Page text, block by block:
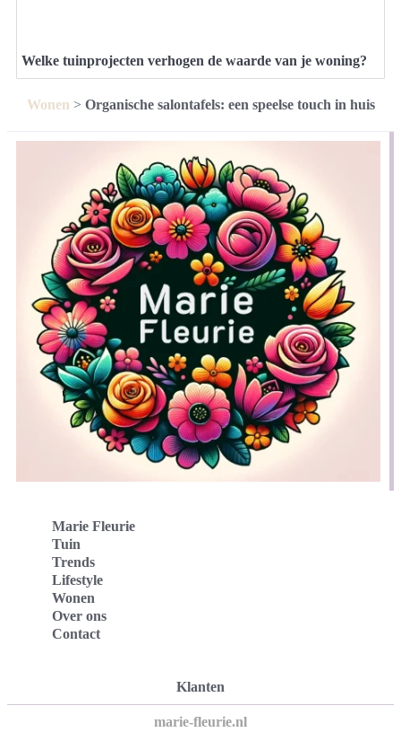
Welke tuinprojecten verhogen de waarde van je woning?
Wonen > Organische salontafels: een speelse touch in huis
Marie Fleurie
Tuin
Trends
Lifestyle
Wonen
Over ons
Contact
Klanten
marie-fleurie.nl